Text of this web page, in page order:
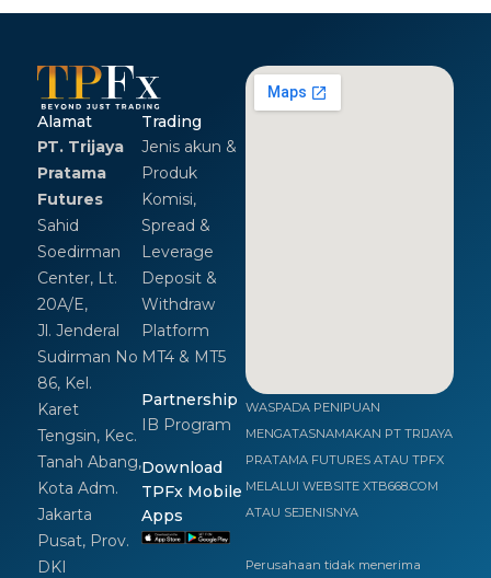
Alamat
PT. Trijaya
Pratama
Futures
Sahid
Soedirman
Center, Lt.
20A/E,
Jl. Jenderal
Sudirman No
86, Kel.
Karet
Tengsin, Kec.
Tanah Abang,
Kota Adm.
Jakarta
Pusat, Prov.
DKI
Trading
Jenis akun &
Produk
Komisi,
Spread &
Leverage
Deposit &
Withdraw
Platform
MT4 & MT5
Partnership
IB Program
Download
TPFx Mobile
Apps
WASPADA PENIPUAN
MENGATASNAMAKAN PT TRIJAYA
PRATAMA FUTURES ATAU TPFX
MELALUI WEBSITE XTB668.COM
ATAU SEJENISNYA
Perusahaan tidak menerima